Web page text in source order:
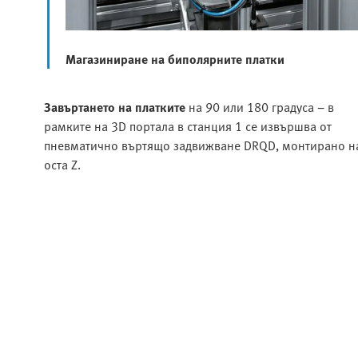
Магазиниране на биполярните платки
Завъртането на платките на 90 или 180 градуса − в
рамките на 3D портала в станция 1 се извършва от
пневматично въртящо задвижване DRQD, монтирано
оста Z.